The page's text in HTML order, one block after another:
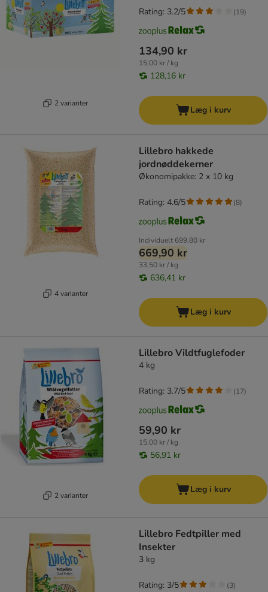
2 varianter
134,90 kr
15,00 kr / kg
128,16 kr
Rating: 3.2/5 (19)
Læg i kurv
4 varianter
Lillebro hakkede
jordnøddekerner
Økonomipakke: 2 x 10 kg
Individuelt 699,80 kr
669,90 kr
33,50 kr / kg
636,41 kr
Rating: 4.6/5 (8)
Læg i kurv
2 varianter
Lillebro Vildtfuglefoder
4 kg
59,90 kr
15,00 kr / kg
56,91 kr
Rating: 3.7/5 (17)
Læg i kurv
Lillebro Fedtpiller med
Insekter
3 kg
Rating: 3/5 (3)